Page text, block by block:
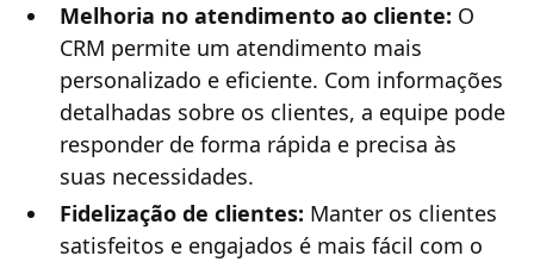
Melhoria no atendimento ao cliente: O
CRM permite um atendimento mais
personalizado e eficiente. Com informações
detalhadas sobre os clientes, a equipe pode
responder de forma rápida e precisa às
suas necessidades.
Fidelização de clientes: Manter os clientes
satisfeitos e engajados é mais fácil com o